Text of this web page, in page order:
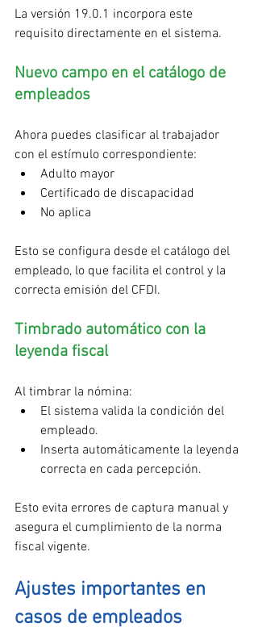
La versión 19.0.1 incorpora este
requisito directamente en el sistema.
Nuevo campo en el catálogo de
empleados
Ahora puedes clasificar al trabajador
con el estímulo correspondiente:
Adulto mayor
Certificado de discapacidad
No aplica
Esto se configura desde el catálogo del
empleado, lo que facilita el control y la
correcta emisión del CFDI.
Timbrado automático con la
leyenda fiscal
Al timbrar la nómina:
El sistema valida la condición del
empleado.
Inserta automáticamente la leyenda
correcta en cada percepción.
Esto evita errores de captura manual y
asegura el cumplimiento de la norma
fiscal vigente.
Ajustes importantes en
casos de empleados